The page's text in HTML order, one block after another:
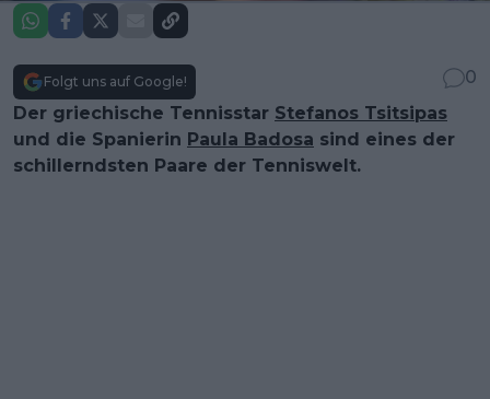
Folgt uns auf Google!
0
Der griechische Tennisstar Stefanos Tsitsipas
und die Spanierin Paula Badosa sind eines der
schillerndsten Paare der Tenniswelt.